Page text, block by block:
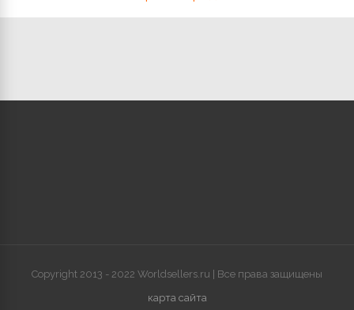
Copyright 2013 - 2022 Worldsellers.ru | Все права защищены
карта сайта